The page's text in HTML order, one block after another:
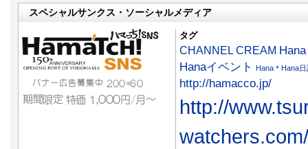
スペシャルサンクス・ソーシャルメディア
タグ
CHANNEL CREAM
Hanaイベント
Hana＊Hana日
http://hamacco.jp/
http://
watchers.com/